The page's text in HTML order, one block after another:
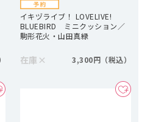
イキヅライブ！ LOVELIVE!
BLUEBIRD ミニクッション／
駒形花火・山田真緑
在庫 × 3,300円